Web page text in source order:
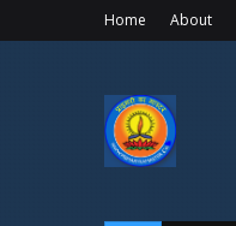
Home About